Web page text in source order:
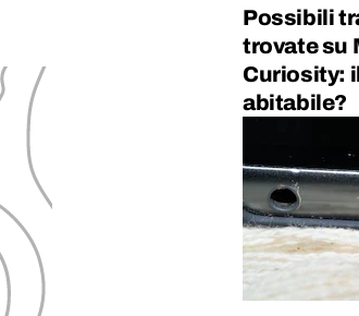
Possibili
trovate su
Curiosity:
abitabile?